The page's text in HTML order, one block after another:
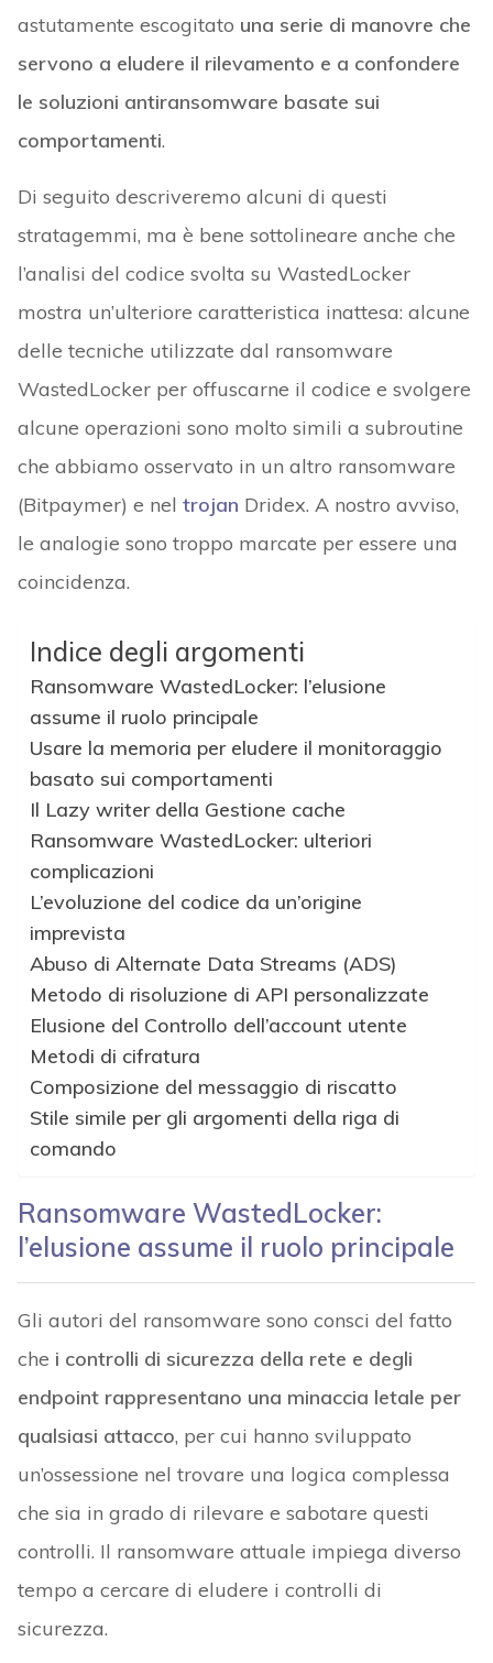
astutamente escogitato una serie di manovre che
servono a eludere il rilevamento e a confondere
le soluzioni antiransomware basate sui
comportamenti.
Di seguito descriveremo alcuni di questi
stratagemmi, ma è bene sottolineare anche che
l’analisi del codice svolta su WastedLocker
mostra un’ulteriore caratteristica inattesa: alcune
delle tecniche utilizzate dal ransomware
WastedLocker per offuscarne il codice e svolgere
alcune operazioni sono molto simili a subroutine
che abbiamo osservato in un altro ransomware
(Bitpaymer) e nel trojan Dridex. A nostro avviso,
le analogie sono troppo marcate per essere una
coincidenza.
Indice degli argomenti
Ransomware WastedLocker: l’elusione
assume il ruolo principale
Usare la memoria per eludere il monitoraggio
basato sui comportamenti
Il Lazy writer della Gestione cache
Ransomware WastedLocker: ulteriori
complicazioni
L’evoluzione del codice da un’origine
imprevista
Abuso di Alternate Data Streams (ADS)
Metodo di risoluzione di API personalizzate
Elusione del Controllo dell’account utente
Metodi di cifratura
Composizione del messaggio di riscatto
Stile simile per gli argomenti della riga di
comando
Ransomware WastedLocker:
l’elusione assume il ruolo principale
Gli autori del ransomware sono consci del fatto
che i controlli di sicurezza della rete e degli
endpoint rappresentano una minaccia letale per
qualsiasi attacco, per cui hanno sviluppato
un’ossessione nel trovare una logica complessa
che sia in grado di rilevare e sabotare questi
controlli. Il ransomware attuale impiega diverso
tempo a cercare di eludere i controlli di
sicurezza.